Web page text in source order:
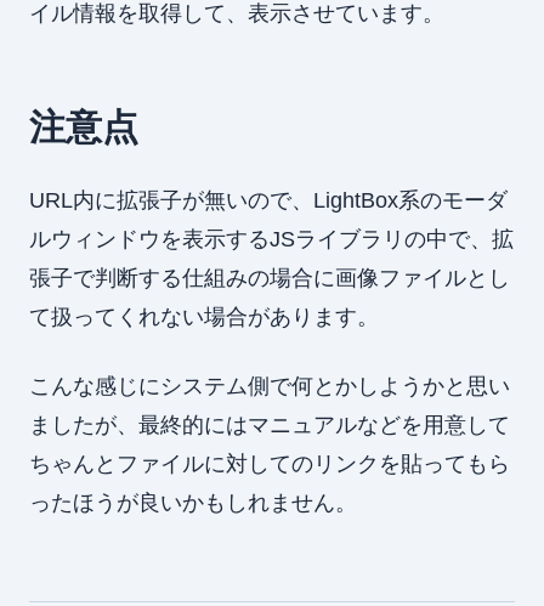
イル情報を取得して、表示させています。
注意点
URL内に拡張子が無いので、LightBox系のモーダ
ルウィンドウを表示するJSライブラリの中で、拡
張子で判断する仕組みの場合に画像ファイルとし
て扱ってくれない場合があります。
こんな感じにシステム側で何とかしようかと思い
ましたが、最終的にはマニュアルなどを用意して
ちゃんとファイルに対してのリンクを貼ってもら
ったほうが良いかもしれません。